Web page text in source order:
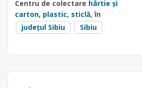
Centru de colectare hârtie și
carton, plastic, sticlă, în
județul Sibiu
Sibiu